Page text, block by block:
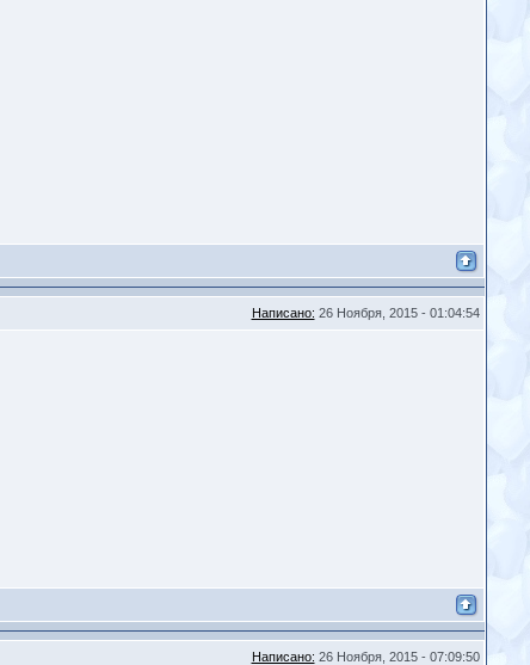
Написано: 26 Ноября, 2015 - 01:04:54
Написано: 26 Ноября, 2015 - 07:09:50